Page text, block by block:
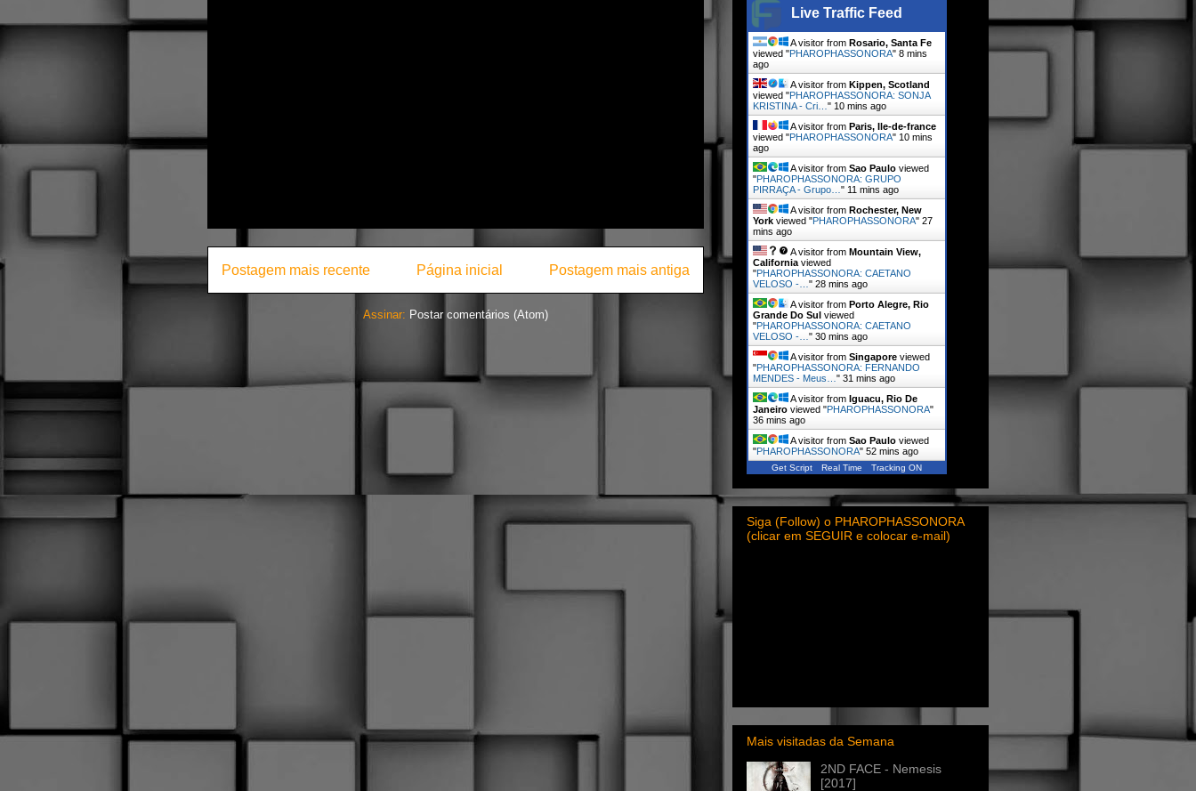
Postagem mais recente Postagem mais antiga
Página inicial
Assinar: Postar comentários (Atom)
Live Traffic Feed
A visitor from Rosario, Santa Fe
viewed "PHAROPHASSONORA" 8 mins
ago
A visitor from Kippen, Scotland
viewed "PHAROPHASSONORA: SONJA
KRISTINA - Cri… " 10 mins ago
A visitor from Paris, Ile-de-france
viewed "PHAROPHASSONORA" 10 mins
ago
A visitor from Sao Paulo viewed
"PHAROPHASSONORA: GRUPO
PIRRAÇA - Grupo… " 11 mins ago
A visitor from Rochester, New
York viewed "PHAROPHASSONORA" 27
mins ago
A visitor from Mountain View,
California viewed
"PHAROPHASSONORA: CAETANO
VELOSO -… " 28 mins ago
A visitor from Porto Alegre, Rio
Grande Do Sul viewed
"PHAROPHASSONORA: CAETANO
VELOSO -… " 30 mins ago
A visitor from Singapore viewed
"PHAROPHASSONORA: FERNANDO
MENDES - Meus… " 31 mins ago
A visitor from Iguacu, Rio De
Janeiro viewed "PHAROPHASSONORA"
36 mins ago
A visitor from Sao Paulo viewed
"PHAROPHASSONORA" 52 mins ago
Get Script Real Time Tracking ON
Siga (Follow) o PHAROPHASSONORA
(clicar em SEGUIR e colocar e-mail)
Mais visitadas da Semana
2ND FACE - Nemesis
[2017]